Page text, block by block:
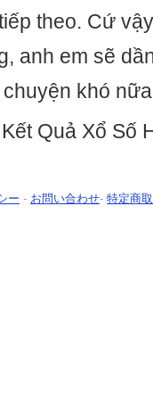
theo. Cứ
anh em sẽ
khó
Quả Xổ Số
ー - お問い合わせ- 特定商